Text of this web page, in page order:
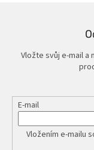
Vložte svůj e-mail a
E-mail
Vložením e-mailu